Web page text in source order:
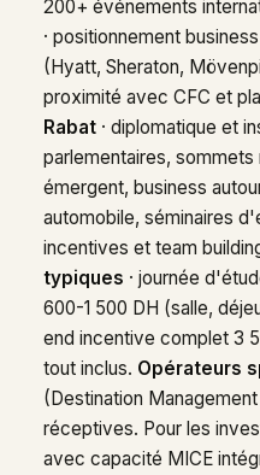
200+ événements
· positionnement
(Hyatt, Sheraton,
proximité avec CFC et
Rabat · diplomatique et
parlementaires, sommets
émergent, business
automobile, séminaires
incentives et team
typiques · journée
600-1 500 DH (salle,
end incentive complet 3
tout inclus. Opérateurs
(Destination
réceptives. Pour les
avec capacité MICE